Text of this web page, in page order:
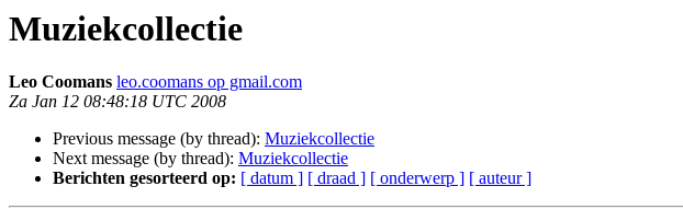
Muziekcollectie
Leo Coomans leo.coomans op gmail.com
Za Jan 12 08:48:18 UTC 2008
Previous message (by thread): Muziekcollectie
Next message (by thread): Muziekcollectie
Berichten gesorteerd op: [ datum ] [ draad ] [ onderwerp ] [ auteur ]